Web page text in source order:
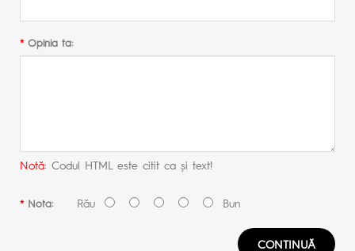
Opinia ta:
Notă: Codul HTML este citit ca şi text!
Nota:Rău Bun
CONTINUĂ